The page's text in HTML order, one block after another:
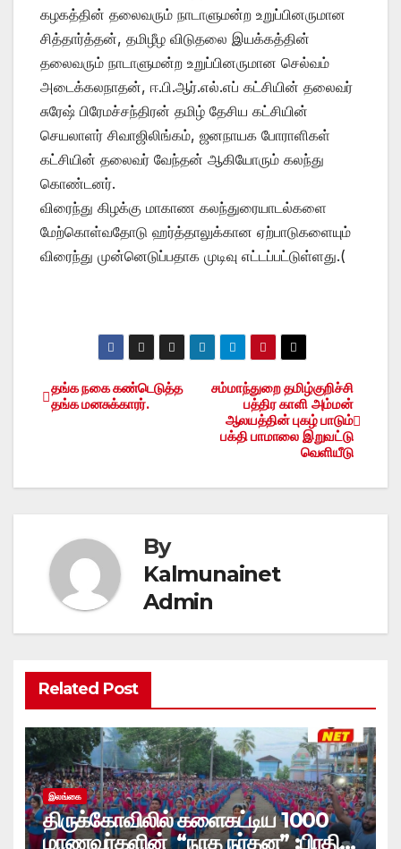
கழகத்தின் தலைவரும் நாடாளுமன்ற உறுப்பினருமான
சித்தார்த்தன், தமிழீழ விடுதலை இயக்கத்தின்
தலைவரும் நாடாளுமன்ற உறுப்பினருமான செல்வம்
அடைக்கலநாதன், ஈ.பி.ஆர்.எல்.எப் கட்சியின் தலைவர்
சுரேஷ் பிரேமச்சந்திரன் தமிழ் தேசிய கட்சியின்
செயலாளர் சிவாஜிலிங்கம், ஜனநாயக போராளிகள்
கட்சியின் தலைவர் வேந்தன் ஆகியோரும் கலந்து
கொண்டனர்.
விரைந்து கிழக்கு மாகாண கலந்துரையாடல்களை
மேற்கொள்வதோடு ஹர்த்தாலுக்கான ஏற்பாடுகளையும்
விரைந்து முன்னெடுப்பதாக முடிவு எட்டப்பட்டுள்ளது.(
Post
சம்மாந்துறை தமிழ்குறிச்சி
பத்திர காளி அம்மன்
ஆலயத்தின் புகழ் பாடும்
பக்தி பாமாலை இறுவட்டு
வெளியீடு
தங்க நகை கண்டெடுத்த
தங்க மனசுக்காரர்.
By
Kalmunainet
Admin
Related Post
இலங்கை
திருக்கோவிலில் களைகட்டிய 1000
மாணவர்களின் “நாத நர்தன” ;பிரதி